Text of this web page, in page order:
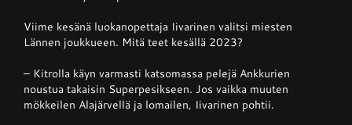
Viime kesänä luokanopettaja Iivarinen valitsi miesten
Lännen joukkueen. Mitä teet kesällä 2023?
– Kitrolla käyn varmasti katsomassa pelejä Ankkurien
noustua takaisin Superpesikseen. Jos vaikka muuten
mökkeilen Alajärvellä ja lomailen, Iivarinen pohtii.